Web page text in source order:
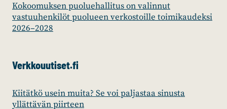
Kokoomuksen puoluehallitus on valinnut
vastuuhenkilöt puolueen verkostoille toimikaudeksi
2026–2028
Verkkouutiset.fi
Kiitätkö usein muita? Se voi paljastaa sinusta
yllättävän piirteen